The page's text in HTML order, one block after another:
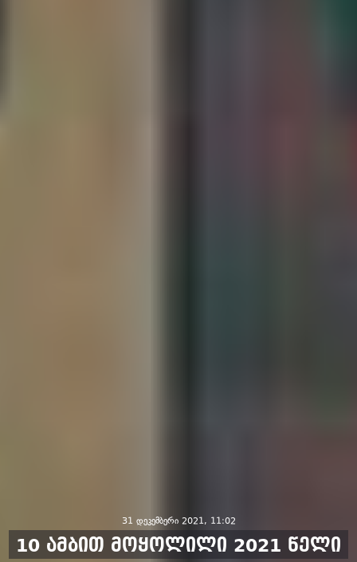
31 დეკემბერი 2021, 11:02
10 ამბით მოყოლილი 2021 წელი